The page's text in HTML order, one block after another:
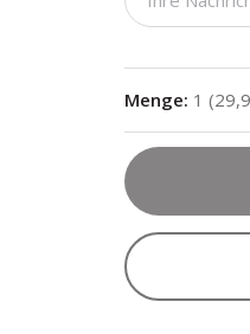
Menge: 1 (